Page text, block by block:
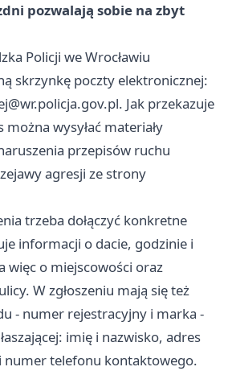
pozwalają sobie na zbyt
Policji weWrocławiu
skrzynkę poczty elektronicznej:
. Jak przekazuje
można wysyłać materiały
przepisów ruchu
agresji ze strony
trzeba dołączyć konkretne
informacji o dacie, godzinie i
więc o miejscowości oraz
W zgłoszeniu mają się też
- numer rejestracyjny i marka -
imię i nazwisko, adres
numer telefonu kontaktowego.